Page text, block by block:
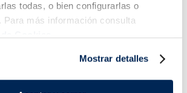
todas, o bien configurarlas o
Para más información consulta
Mostrar detalles
y hazte un menú de 10!